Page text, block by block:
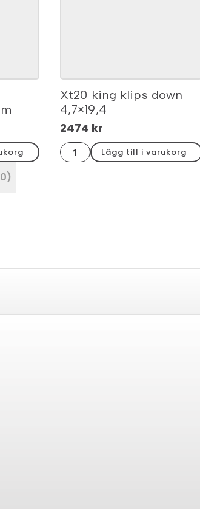
Xt20 king klips down
4,7×19,4
2474 kr
Xt20
king
klips
mängd
Lägg till i varukorg